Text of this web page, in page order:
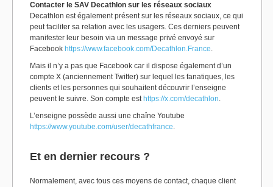
Contacter le SAV Decathlon sur les réseaux sociaux
Decathlon est également présent sur les réseaux sociaux, ce qui
peut faciliter sa relation avec les usagers. Ces derniers peuvent
manifester leur besoin via un message privé envoyé sur
Facebook https://www.facebook.com/Decathlon.France.
Mais il n’y a pas que Facebook car il dispose également d’un
compte X (anciennement Twitter) sur lequel les fanatiques, les
clients et les personnes qui souhaitent découvrir l’enseigne
peuvent le suivre. Son compte est https://x.com/decathlon.
L’enseigne possède aussi une chaîne Youtube
https://www.youtube.com/user/decathfrance.
Et en dernier recours ?
Normalement, avec tous ces moyens de contact, chaque client